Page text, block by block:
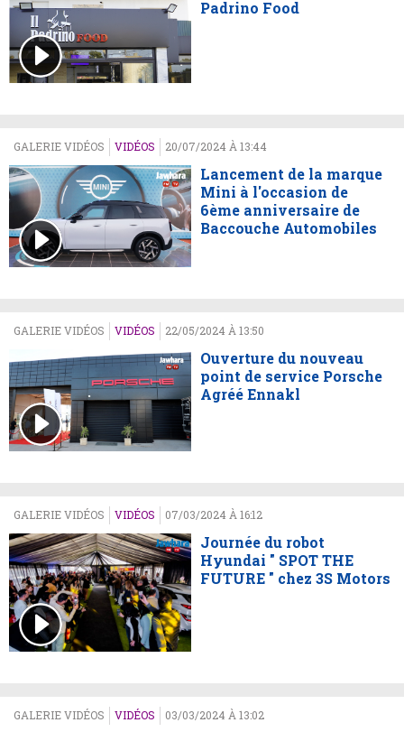
Padrino Food
GALERIE VIDÉOS VIDÉOS 20/07/2024 À 13:44
Lancement de la marque
Mini à l'occasion de
6ème anniversaire de
Baccouche Automobiles
GALERIE VIDÉOS VIDÉOS 22/05/2024 À 13:50
Ouverture du nouveau
point de service Porsche
Agréé Ennakl
GALERIE VIDÉOS VIDÉOS 07/03/2024 À 16:12
Journée du robot
Hyundai " SPOT THE
FUTURE " chez 3S Motors
GALERIE VIDÉOS VIDÉOS 03/03/2024 À 13:02